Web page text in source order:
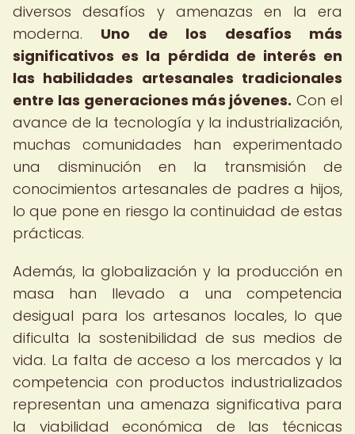
diversos desafíos y amenazas en la era
moderna. Uno de los desafíos más
significativos es la pérdida de interés en
las habilidades artesanales tradicionales
entre las generaciones más jóvenes. Con el
avance de la tecnología y la industrialización,
muchas comunidades han experimentado
una disminución en la transmisión de
conocimientos artesanales de padres a hijos,
lo que pone en riesgo la continuidad de estas
prácticas.
Además, la globalización y la producción en
masa han llevado a una competencia
desigual para los artesanos locales, lo que
dificulta la sostenibilidad de sus medios de
vida. La falta de acceso a los mercados y la
competencia con productos industrializados
representan una amenaza significativa para
la viabilidad económica de las técnicas